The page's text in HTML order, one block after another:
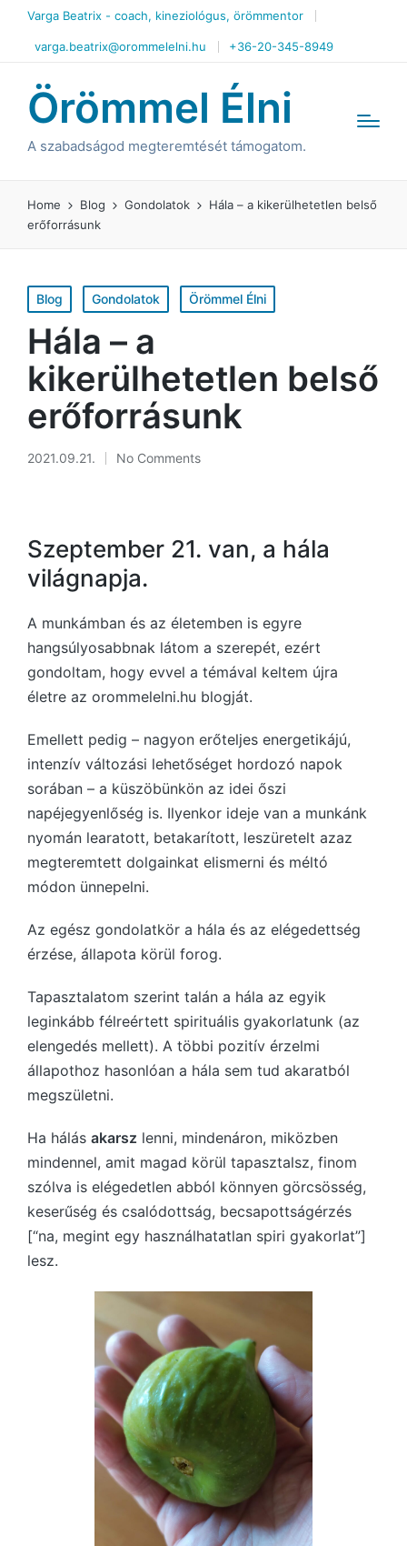
Varga Beatrix - coach, kineziológus, örömmentor
varga.beatrix@orommelelni.hu +36-20-345-8949
Örömmel Élni
A szabadságod megteremtését támogatom.
Home Blog Gondolatok
Hála – a kikerülhetetlen belső
erőforrásunk
Posted
in
Blog Gondolatok Örömmel Élni
Hála – a
kikerülhetetlen belső
erőforrásunk
2021.09.21. No Comments
Szeptember 21. van, a hála
világnapja.
A munkámban és az életemben is egyre
hangsúlyosabbnak látom a szerepét, ezért
gondoltam, hogy evvel a témával keltem újra
életre az orommelelni.hu blogját.
Emellett pedig – nagyon erőteljes energetikájú,
intenzív változási lehetőséget hordozó napok
sorában – a küszöbünkön az idei őszi
napéjegyenlőség is. Ilyenkor ideje van a munkánk
nyomán learatott, betakarított, leszüretelt azaz
megteremtett dolgainkat elismerni és méltó
módon ünnepelni.
Az egész gondolatkör a hála és az elégedettség
érzése, állapota körül forog.
Tapasztalatom szerint talán a hála az egyik
leginkább félreértett spirituális gyakorlatunk (az
elengedés mellett). A többi pozitív érzelmi
állapothoz hasonlóan a hála sem tud akaratból
megszületni.
Ha hálás akarsz lenni, mindenáron, miközben
mindennel, amit magad körül tapasztalsz, finom
szólva is elégedetlen abból könnyen görcsösség,
keserűség és csalódottság, becsapottságérzés
[“na, megint egy használhatatlan spiri gyakorlat”]
lesz.